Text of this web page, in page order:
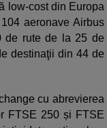
low-cost din Europa
aeronave Airbus
de rute de la 25 de
destinaţii din 44 de
cu abrevierea
FTSE 250 și FTSE